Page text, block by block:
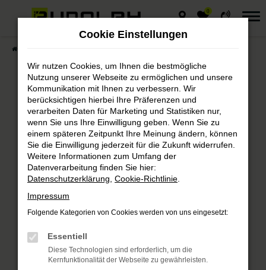
Zum
0
Kontakt &
Öffnungszeiten
Wir sind für Sie da – in
Merseburg und Leuna!
einen Termin vereinbaren oder haben
Fragen zu unseren Services? Hier finden
Sie alle wichtigen Informationen, um uns
Cookie Einstellungen
Wir nutzen Cookies, um Ihnen die bestmögliche
Nutzung unserer Webseite zu ermöglichen und unsere
Kommunikation mit Ihnen zu verbessern. Wir
berücksichtigen hierbei Ihre Präferenzen und
verarbeiten Daten für Marketing und Statistiken nur,
wenn Sie uns Ihre Einwilligung geben. Wenn Sie zu
einem späteren Zeitpunkt Ihre Meinung ändern, können
Sie die Einwilligung jederzeit für die Zukunft widerrufen.
Weitere Informationen zum Umfang der
Datenverarbeitung finden Sie hier:
Datenschutzerklärung Cookie-Richtlinie
Impressum
Folgende Kategorien von Cookies werden von uns eingesetzt:
Essentiell
Diese Technologien sind erforderlich, um die
Kernfunktionalität der Webseite zu gewährleisten.